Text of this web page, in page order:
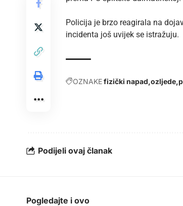
Policija je brzo reagirala na
incidenta još uvijek se istražuju.
OZNAKEfizički napad ozljede
Podijeli ovaj članak
Pogledajte i ovo